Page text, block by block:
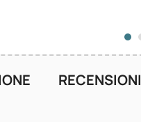
RECENSIONI